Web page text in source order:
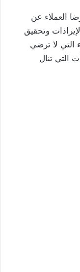
العملاء عن
وتحقيق
التي لا ترضي
التي تنال